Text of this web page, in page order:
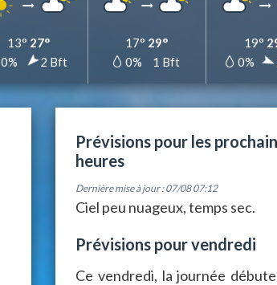
Momignies Ajouter
13° 27°
0%
2 Bft
17° 29°
0%
1 Bft
19°
0%
Prévisions pour les
heures
Dernière mise à jour : 07/08 07:12
Ciel peu nuageux, temps sec.
Prévisions pour vendredi
Ce vendredi, la journée